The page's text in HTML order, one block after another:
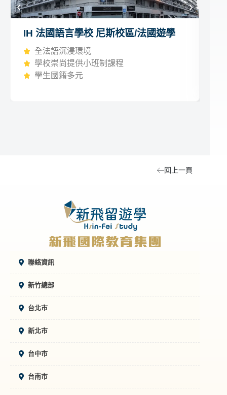
IH 法國語言學校 尼斯校區/法國遊學
全法語沉浸環境
學校崇尚提供小班制課程
學生國籍多元
回上一頁
聯絡資訊
新竹總部
台北市
新北市
台中市
台南市